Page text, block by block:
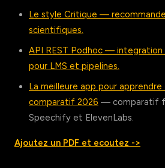
Le style Critique —
scientifiques.
API REST Podhoc —
pour LMS et pipelines.
La meilleure app pour apprendre
comparatif 2026 — comparatif
Speechify et ElevenLabs.
Ajoutez un PDF et ecoutez ->